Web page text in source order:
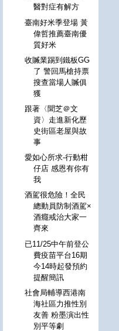
醫對症有解方
臺南好米季登場 黃
偉哲推薦臺南優
質好米
收贓業踢到鐵板GG
了 警回馬槍持票
搜查當場人贓俱
獲
跟著〈聞芝＠文
資〉走進新化歷
史街區老屋與故
事
愛如心所求-行動柑
仔店 感恩有你有
我
酒駕很危險！全民
總動員防制酒駕×
酒癮戒治大家一
齊來
已11/25中午前登公
費疫苗平台16期
今14時起發預約
提醒簡訊
社會局輔導西港南
海社區力推性別
友善 粉墨演出性
別平等劇